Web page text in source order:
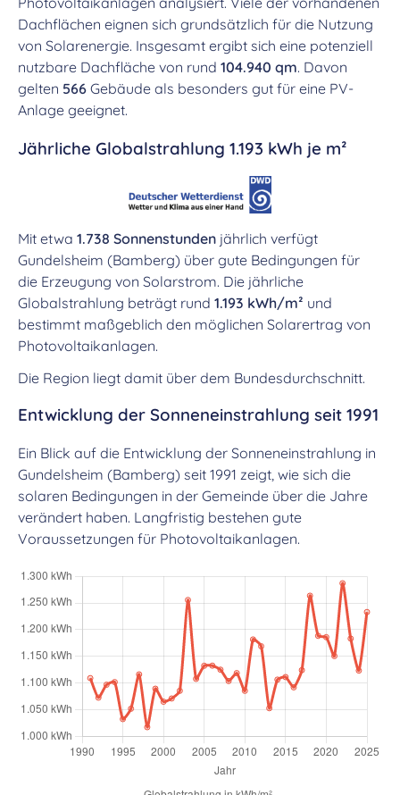
Dachflächen eignen sich grundsätzlich für die Nutzung
von Solarenergie. Insgesamt ergibt sich eine potenziell
nutzbare Dachfläche von rund 104.940 qm. Davon
gelten 566 Gebäude als besonders gut für eine PV-
Anlage geeignet.
Jährliche Globalstrahlung 1.193 kWh je m²
Mit etwa 1.738 Sonnenstunden jährlich verfügt
Gundelsheim (Bamberg) über gute Bedingungen für
die Erzeugung von Solarstrom. Die jährliche
Globalstrahlung beträgt rund 1.193 kWh/m² und
bestimmt maßgeblich den möglichen Solarertrag von
Photovoltaikanlagen.
Die Region liegt damit über dem Bundesdurchschnitt.
Entwicklung der Sonneneinstrahlung seit 1991
Ein Blick auf die Entwicklung der Sonneneinstrahlung in
Gundelsheim (Bamberg) seit 1991 zeigt, wie sich die
solaren Bedingungen in der Gemeinde über die Jahre
verändert haben. Langfristig bestehen gute
Voraussetzungen für Photovoltaikanlagen.